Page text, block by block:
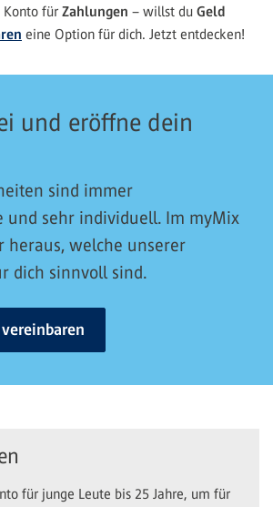
Konto für Zahlungen – willst du Geld
eine Option für dich. Jetzt entdecken!
und eröffne dein
sind immer
und sehr individuell. Im myMix
heraus, welche unserer
dich sinnvoll sind.
für junge Leute bis 25 Jahre, um für